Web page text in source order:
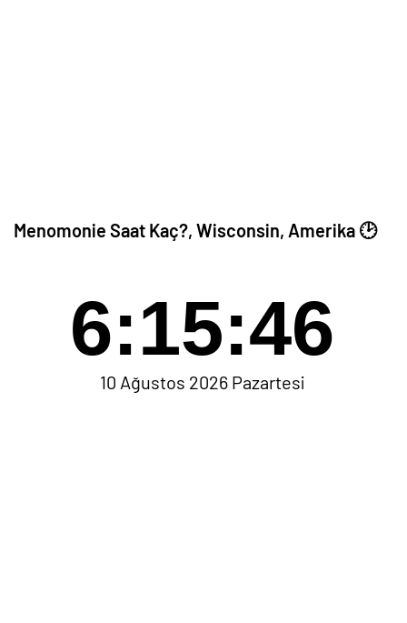
Menomonie Saat Kaç?, Wisconsin, Amerika 🕑
6:15:46
10 Ağustos 2026 Pazartesi